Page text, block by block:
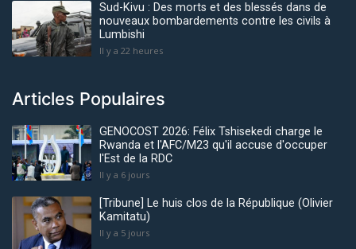
Sud-Kivu : Des morts et des blessés dans de
nouveaux bombardements contre les civils à
Lumbishi
Il y a 22 heures
Articles Populaires
GENOCOST 2026: Félix Tshisekedi charge le
Rwanda et l'AFC/M23 qu'il accuse d'occuper
l'Est de la RDC
Il y a 6 jours
[Tribune] Le huis clos de la République (Olivier
Kamitatu)
Il y a 5 jours